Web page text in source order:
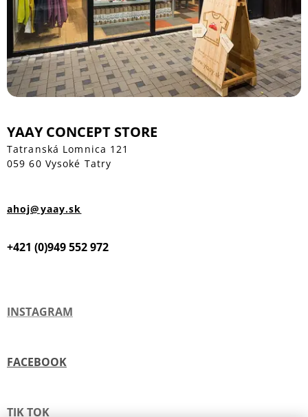
YAAY CONCEPT STORE
Tatranská Lomnica 121
059 60 Vysoké Tatry
ahoj@yaay.sk
+421 (0)949 552 972
INSTAGRAM
FACEBOOK
TIK TOK